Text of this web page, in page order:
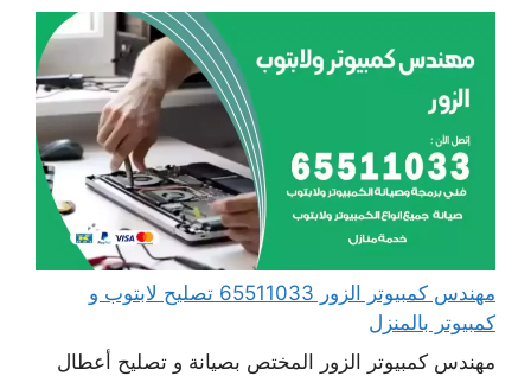
مهندس كمبيوتر الزور 65511033 تصليح لابتوب و
كمبيوتر بالمنزل
مهندس كمبيوتر الزور المختص بصيانة و تصليح أعطال